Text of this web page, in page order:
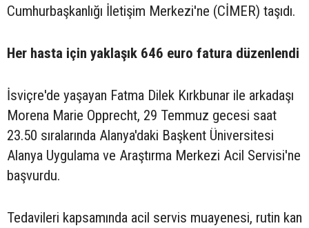
Cumhurbaşkanlığı İletişim Merkezi'ne (CİMER) taşıdı.
Her hasta için yaklaşık 646 euro fatura düzenlendi
İsviçre'de yaşayan Fatma Dilek Kırkbunar ile arkadaşı
Morena Marie Opprecht, 29 Temmuz gecesi saat
23.50 sıralarında Alanya'daki Başkent Üniversitesi
Alanya Uygulama ve Araştırma Merkezi Acil Servisi'ne
başvurdu.
Tedavileri kapsamında acil servis muayenesi, rutin kan